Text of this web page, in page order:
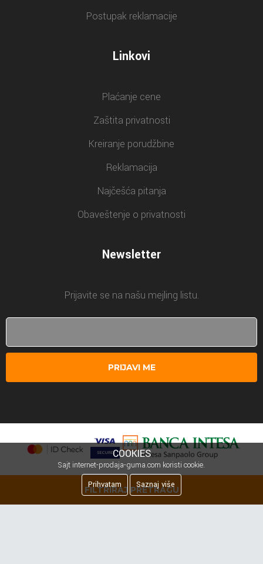
FILTRIRAJ PRETRAGU
Postupak reklamacije
Linkovi
Plaćanje cene
Zaštita privatnosti
Kreiranje porudžbine
Reklamacija
Najčešća pitanja
Obaveštenje o privatnosti
Newsletter
Prijavite se na našu mejling listu.
PRIJAVI ME
COOKIES
Sajt internet-prodaja-guma.com koristi cookie.
Prihvatam
Saznaj više